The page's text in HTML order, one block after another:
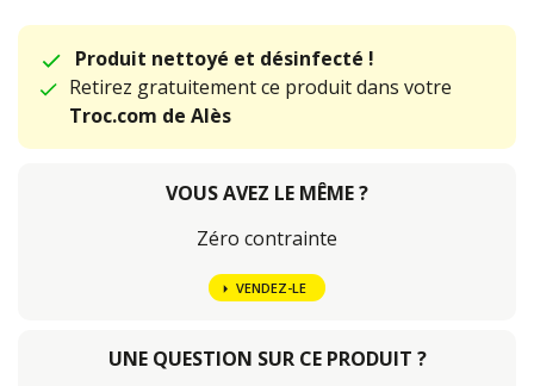
Produit nettoyé et désinfecté !
Retirez gratuitement ce produit dans votre
Troc.com de Alès
VOUS AVEZ LE MÊME ?
Zéro contrainte
VENDEZ-LE
UNE QUESTION SUR CE PRODUIT ?